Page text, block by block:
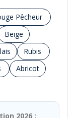
Pêcheur
Beige
Rubis
Abricot
2026 :